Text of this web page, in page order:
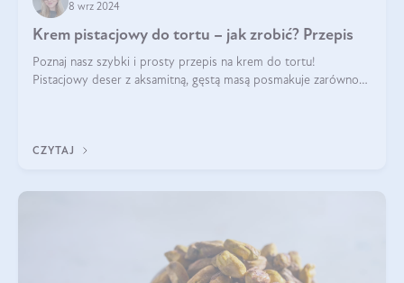
8 wrz 2024
Krem pistacjowy do tortu – jak zrobić? Przepis
Poznaj nasz szybki i prosty przepis na krem do tortu!
Pistacjowy deser z aksamitną, gęstą masą posmakuje zarówno
CZYTAJ